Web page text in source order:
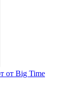
от Big Time